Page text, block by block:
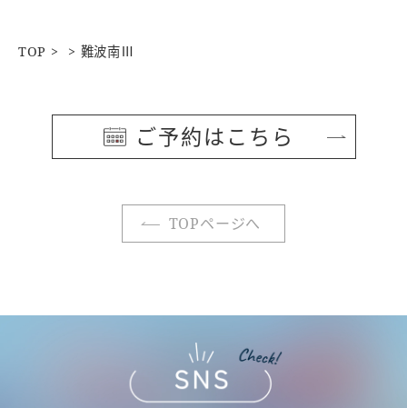
TOP 難波南Ⅲ
ご予約はこちら
TOPページへ